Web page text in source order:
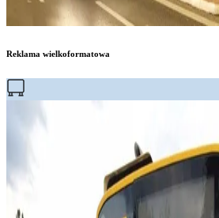
Reklama wielkoformatowa